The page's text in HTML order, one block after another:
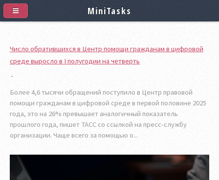
Число обратившихся в Центр помощи гражданам в цифровой
среде выросло в I полугодии на четверть
Более 4,6 тысячи обращений поступило в Центр правовой
помощи гражданам в цифровой среде в первой половине 2025
года, это на 26% превышает аналогичный показатель
прошлого года, пишет ТАСС со ссылкой на пресс-службу
организации. Чаще всего за помощью о...
MiniTasks